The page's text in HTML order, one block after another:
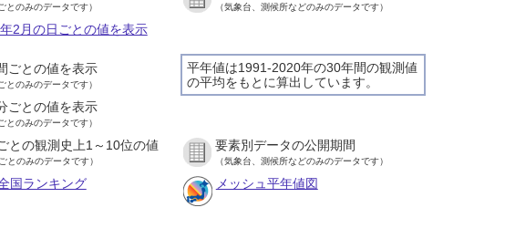
とのみのデータです） （気象台、測候所などのみのデータです）
2月の日ごとの値を表示
平年値は1991-2020年の30年間の観測値
の平均をもとに算出しています。
ごとの値を表示
とのみのデータです）
ごとの値を表示
とのみのデータです）
との観測史上1～10位の値
とのみのデータです）
要素別データの公開期間
（気象台、測候所などのみのデータです）
国ランキング メッシュ平年値図